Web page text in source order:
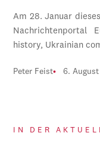
Am 28. Januar
Nachrichtenportal
history, Ukrainian
Peter Feist 6.
IN DER